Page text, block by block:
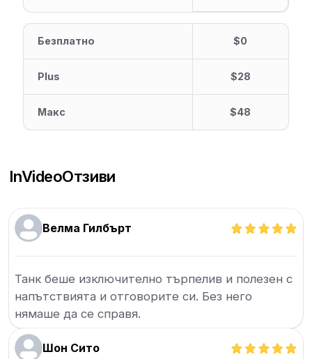
Безплатно $0
Plus $28
Макс $48
InVideoОтзиви
Велма Гилбърт
Танк беше изключително търпелив и полезен с
напътствията и отговорите си. Без него
нямаше да се справя.
Шон Сито